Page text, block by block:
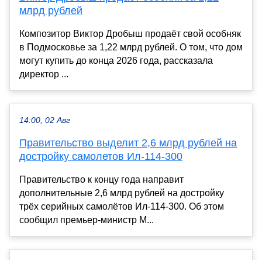
млрд рублей
Композитор Виктор Дробыш продаёт свой особняк
в Подмосковье за 1,22 млрд рублей. О том, что дом
могут купить до конца 2026 года, рассказала
директор ...
14:00, 02 Авг
Правительство выделит 2,6 млрд рублей на
достройку самолетов Ил-114-300
Правительство к концу года направит
дополнительные 2,6 млрд рублей на достройку
трёх серийных самолётов Ил-114-300. Об этом
сообщил премьер-министр М...